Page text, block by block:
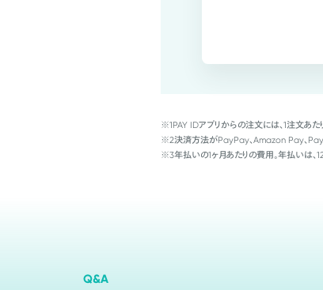
※1PAY IDアプリからの注文には、1注文あ
※2決済方法がPayPay、Amazon Pay、
※3年払いの1ヶ月あたりの費用。年払いは、
Q&A